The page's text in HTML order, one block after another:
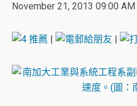
November 21, 2013 09:00
| |